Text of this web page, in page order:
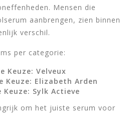
Mensen die
aanbrengen, zien binnen
verschil.
per categorie:
Keuze: Velveux
Keuze: Elizabeth Arden
Keuze: Sylk Actieve
om het juiste serum voor